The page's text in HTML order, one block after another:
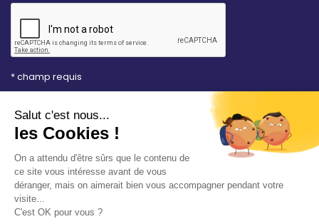
* champ requis
vous envoyer les lettres d'information de la Mairie de
Saint-Aubin-sur-Mer. Vous pouvez à tout moment
utiliser le lien de désabonnement intégré dans la
newsletter. Consultez notre
confidentialitépour en savoir plus.